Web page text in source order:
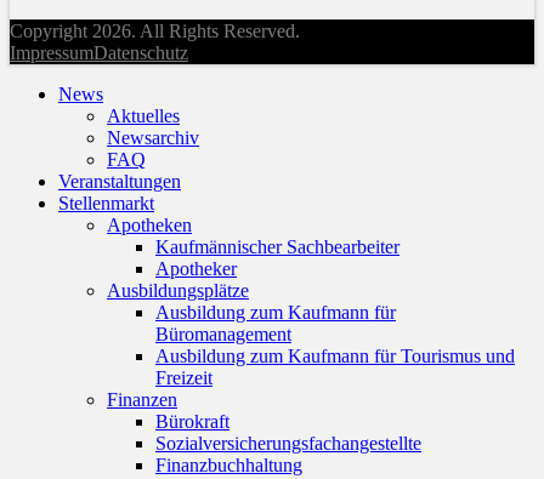
Copyright 2026. All Rights Reserved.
ImpressumDatenschutz
News
Aktuelles
Newsarchiv
FAQ
Veranstaltungen
Stellenmarkt
Apotheken
Kaufmännischer Sachbearbeiter
Apotheker
Ausbildungsplätze
Ausbildung zum Kaufmann für
Büromanagement
Ausbildung zum Kaufmann für Tourismus und
Freizeit
Finanzen
Bürokraft
Sozialversicherungsfachangestellte
Finanzbuchhaltung